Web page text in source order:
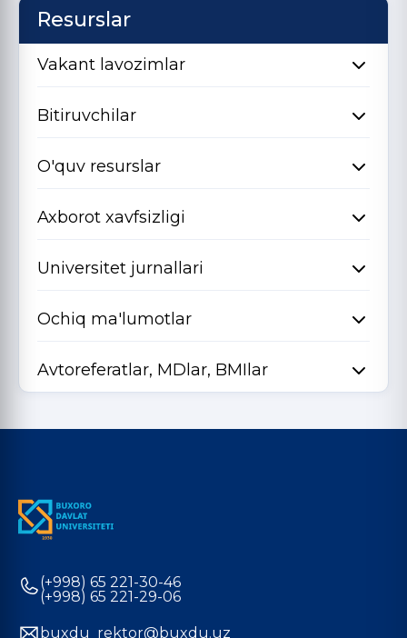
Resurslar
Vakant lavozimlar
Bitiruvchilar
O'quv resurslar
Axborot xavfsizligi
Universitet jurnallari
Ochiq ma'lumotlar
Avtoreferatlar, MDlar, BMIlar
(+998) 65 221-30-46
(+998) 65 221-29-06
buxdu_rektor@buxdu.uz